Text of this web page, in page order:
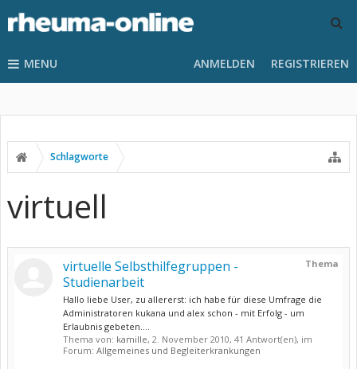
MENU ANMELDEN REGISTRIEREN
Schlagworte
virtuell
Thema
virtuelle Selbsthilfegruppen -
Studienarbeit
Hallo liebe User, zu allererst: ich habe für diese Umfrage die
Administratoren kukana und alex schon - mit Erfolg - um
Erlaubnis gebeten....
Thema von: kamille, 2. November 2010, 41 Antwort(en), im
Forum: Allgemeines und Begleiterkrankungen